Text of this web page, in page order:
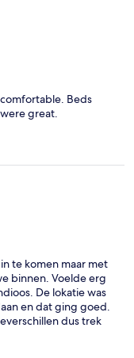
Beds
great.
te komen maar met
binnen. Voelde erg
De lokatie was
en dat ging goed.
dus trek
van het
Plafond